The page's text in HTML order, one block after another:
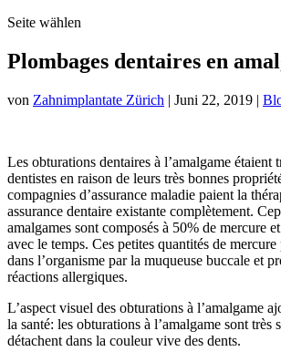
Seite wählen
Plombages dentaires en
von Zahnimplantate Zürich | Juni 22, 2019 |
Les obturations dentaires à l’amalgame étaient
dentistes en raison de leurs très bonnes
compagnies d’assurance maladie paient la
assurance dentaire existante complètement.
amalgames sont composés à 50% de mercure
avec le temps. Ces petites quantités de
dans l’organisme par la muqueuse buccale et
réactions allergiques.
L’aspect visuel des obturations à l’amalgame
la santé: les obturations à l’amalgame sont très
détachent dans la couleur vive des dents.